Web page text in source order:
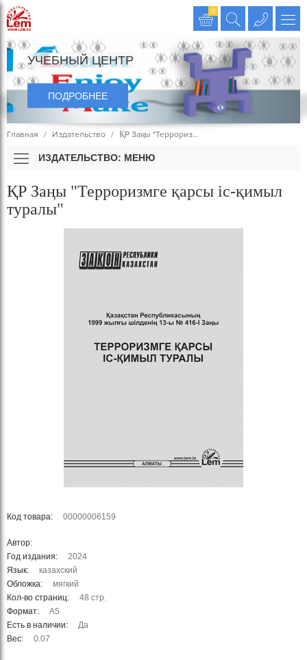
0
УЧЕБНЫЙ ЦЕНТР
ПОДРОБНЕЕ
Главная Издательство ҚР Заңы "Террориз…
ИЗДАТЕЛЬСТВО: МЕНЮ
ҚР Заңы "Терроризмге қарсы іс-қимыл
туралы"
Код товара: 00000006159
Автор:
Год издания:
2024
Язык:
казахский
Обложка:
мягкий
Кол-во страниц:
48 стр.
Формат:
А5
Есть в наличии:
Да
Вес:
0.07